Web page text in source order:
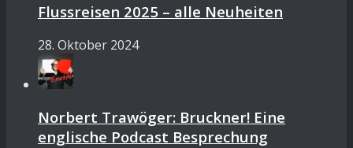
Flussreisen 2025 – alle Neuheiten
28. Oktober 2024
Norbert Trawöger: Bruckner! Eine
englische Podcast Besprechung